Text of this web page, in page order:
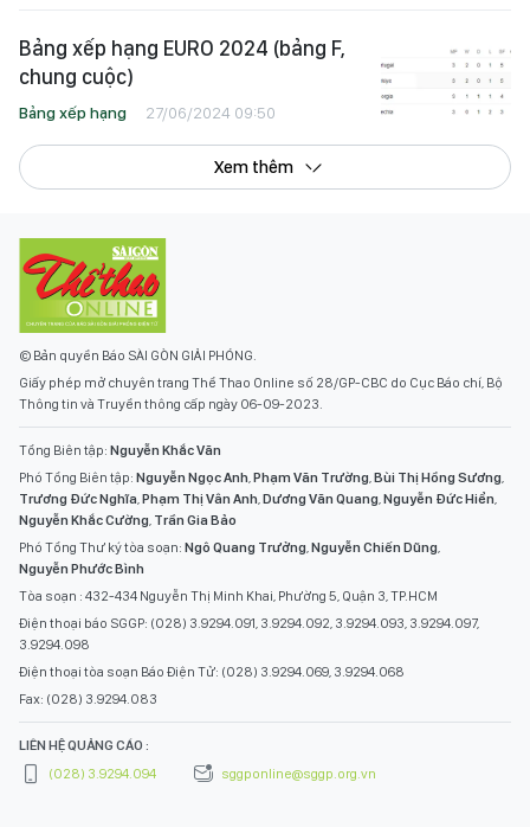
Bảng xếp hạng EURO 2024 (bảng F,
chung cuộc)
Bảng xếp hạng 27/06/2024 09:50
Xem thêm
© Bản quyền Báo SÀI GÒN GIẢI PHÓNG.
Giấy phép mở chuyên trang Thể Thao Online số 28/GP-CBC do Cục Báo chí, Bộ
Thông tin và Truyền thông cấp ngày 06-09-2023.
Tổng Biên tập: Nguyễn Khắc Văn
Phó Tổng Biên tập: Nguyễn Ngọc Anh,Phạm Văn Trường,Bùi Thị Hồng Sương,
Trương Đức Nghĩa,Phạm Thị Vân Anh,Dương Văn Quang,Nguyễn Đức Hiển,
Nguyễn Khắc Cường, Trần Gia Bảo
Phó Tổng Thư ký tòa soạn: Ngô Quang Trưởng,Nguyễn Chiến Dũng,
Nguyễn Phước Bình
Tòa soạn : 432-434 Nguyễn Thị Minh Khai, Phường 5, Quận 3, TP.HCM
Điện thoại báo SGGP: (028) 3.9294.091, 3.9294.092, 3.9294.093, 3.9294.097,
3.9294.098
Điện thoại tòa soạn Báo Điện Tử: (028) 3.9294.069, 3.9294.068
Fax: (028) 3.9294.083
LIÊN HỆ QUẢNG CÁO :
(028) 3.9294.094
sggponline@sggp.org.vn